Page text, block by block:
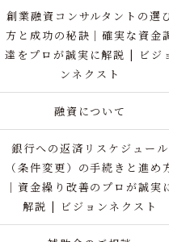
創業融資コンサルタントの選
方と成功の秘訣｜確実な資金
達をプロが誠実に解説 | ビジ
ンネクスト
融資について
銀行への返済リスケジュール
（条件変更）の手続きと進め
｜資金繰り改善のプロが誠実
解説 | ビジョンネクスト